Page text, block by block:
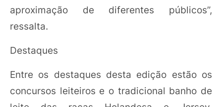
aproximação de diferentes públicos”,
ressalta.
Destaques
Entre os destaques desta edição estão os
concursos leiteiros e o tradicional banho de